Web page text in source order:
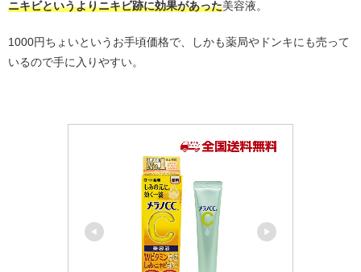
ニキビというよりニキビ跡に効果があった美容液。
1000円ちょいというお手頃価格で、しかも薬局やドンキにも売って
いるので手に入りやすい。